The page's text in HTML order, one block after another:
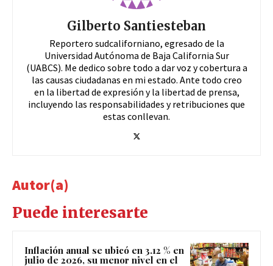
Gilberto Santiesteban
Reportero sudcaliforniano, egresado de la
Universidad Autónoma de Baja California Sur
(UABCS). Me dedico sobre todo a dar voz y cobertura a
las causas ciudadanas en mi estado. Ante todo creo
en la libertad de expresión y la libertad de prensa,
incluyendo las responsabilidades y retribuciones que
estas conllevan.
Autor(a)
Puede interesarte
Inflación anual se ubicó en 3.12 % en
julio de 2026, su menor nivel en el